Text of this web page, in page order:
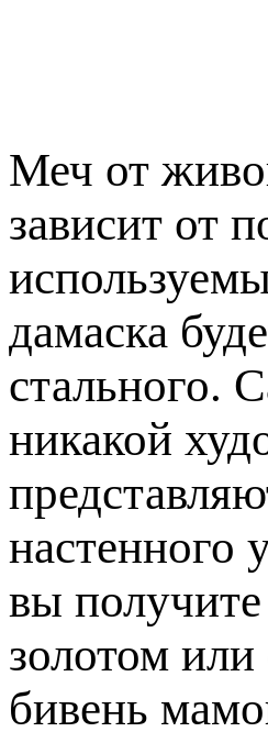
Меч от
зависит от
дамаска
стального.
никакой
настенного
вы
золотом
бивень